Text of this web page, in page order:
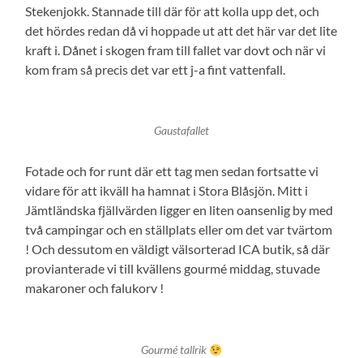
Stekenjokk. Stannade till där för att kolla upp det, och
det hördes redan då vi hoppade ut att det här var det lite
kraft i. Dånet i skogen fram till fallet var dovt och när vi
kom fram så precis det var ett j-a fint vattenfall.
Gaustafallet
Fotade och for runt där ett tag men sedan fortsatte vi
vidare för att ikväll ha hamnat i Stora Blåsjön. Mitt i
Jämtländska fjällvärden ligger en liten oansenlig by med
två campingar och en ställplats eller om det var tvärtom
! Och dessutom en väldigt välsorterad ICA butik, så där
provianterade vi till kvällens gourmé middag, stuvade
makaroner och falukorv !
Gourmé tallrik